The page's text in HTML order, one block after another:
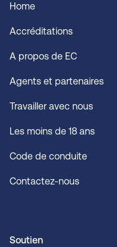
Home
Accréditations
A propos de EC
Agents et partenaires
Travailler avec nous
Les moins de 18 ans
Code de conduite
Contactez-nous
Soutien